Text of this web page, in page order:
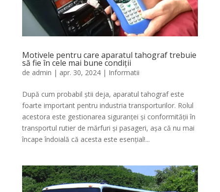
Motivele pentru care aparatul tahograf trebuie
să fie în cele mai bune condiții
de admin | apr. 30, 2024| Informatii
După cum probabil știi deja, aparatul tahograf este
foarte important pentru industria transporturilor. Rolul
acestora este gestionarea siguranței și conformității în
transportul rutier de mărfuri și pasageri, așa că nu mai
încape îndoială că acesta este esențial!...